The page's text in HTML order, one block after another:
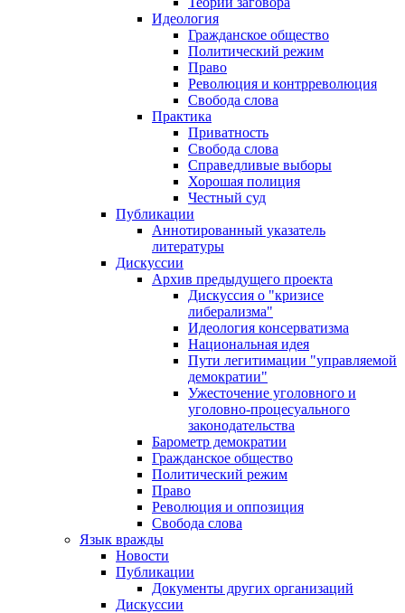
Идеология
Гражданское общество
Политический режим
Право
Революция и контрреволюция
Свобода слова
Практика
Приватность
Свобода слова
Справедливые выборы
Хорошая полиция
Честный суд
Публикации
Аннотированный указатель
литературы
Дискуссии
Архив предыдущего проекта
Дискуссия о "кризисе
либерализма"
Идеология консерватизма
Национальная идея
Пути легитимации "управляемой
демократии"
Ужесточение уголовного и
уголовно-процесуального
законодательства
Барометр демократии
Гражданское общество
Политический режим
Право
Революция и оппозиция
Свобода слова
Язык вражды
Новости
Публикации
Документы других организаций
Дискуссии